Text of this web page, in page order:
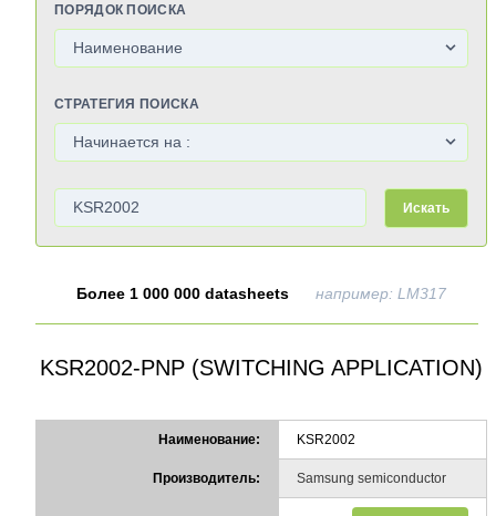
ПОРЯДОК ПОИСКА
СТРАТЕГИЯ ПОИСКА
Искать
Более 1 000 000 datasheets например: LM317
KSR2002-PNP (SWITCHING APPLICATION)
Наименование: KSR2002
Производитель: Samsung semiconductor